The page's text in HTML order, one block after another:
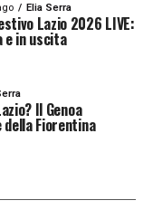
soprattutto
di euro
le casse
tra
decisive per
Elia Serra
Lazio 2026 LIVE:
in uscita
Il Genoa
Fiorentina